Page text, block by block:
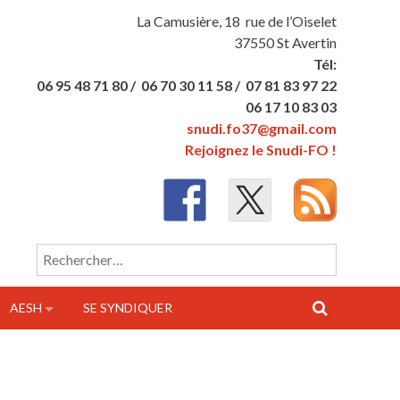
La Camusière, 18 rue de l’Oiselet
37550 St Avertin
Tél:
06 95 48 71 80 / 06 70 30 11 58 / 07 81 83 97 22
06 17 10 83 03
snudi.fo37@gmail.com
Rejoignez le Snudi-FO !
Rechercher :
AESH SE SYNDIQUER